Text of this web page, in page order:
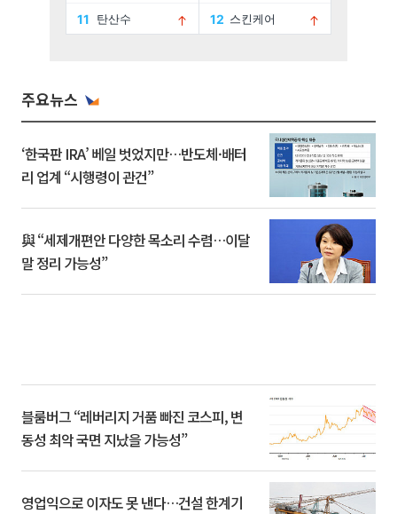
주요뉴스
‘한국판 IRA’ 베일 벗었지만…반도체·배터
리 업계 “시행령이 관건”
與 “세제개편안 다양한 목소리 수렴…이달
말 정리 가능성”
블룸버그 “레버리지 거품 빠진 코스피, 변
동성 최악 국면 지났을 가능성”
영업익으로 이자도 못 낸다…건설 한계기